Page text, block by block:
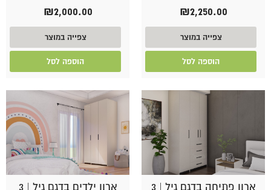
₪2,250.00
צפייה במוצר
הוספה לסל
₪2,000.00
צפייה במוצר
הוספה לסל
ארון פתיחה בדגם גיל | 3
ארון ילדים בדגם גיל | 3